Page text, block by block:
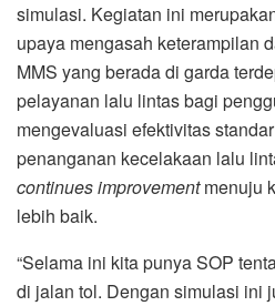
simulasi. Kegiatan ini
upaya mengasah keterampilan
MMS yang berada di garda
pelayanan lalu lintas bagi
mengevaluasi efektivitas
penanganan kecelakaan lalu
continues improvementmenuju
lebih baik.
“Selama ini kita punya SOP
di jalan tol. Dengan simulasi ini